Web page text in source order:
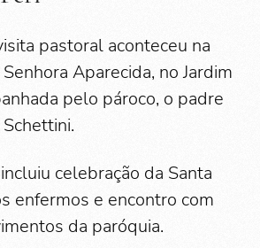
pastoral aconteceu na
Aparecida, no Jardim
pelo pároco, o padre
celebração da Santa
enfermos e encontro com
da paróquia.